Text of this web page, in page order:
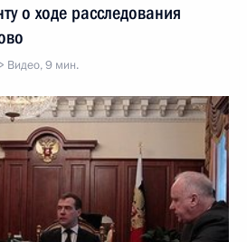
о ходе расследования
Видео, 9 мин.